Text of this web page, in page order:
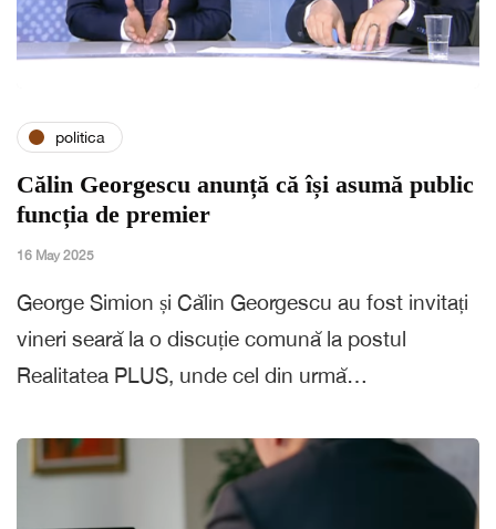
politica
Călin Georgescu anunță că își asumă public
funcția de premier
16 May 2025
George Simion și Călin Georgescu au fost invitați
vineri seară la o discuție comună la postul
Realitatea PLUS, unde cel din urmă…